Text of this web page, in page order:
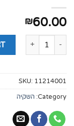
₪60.00
SKU: 11214001
Category: השקיה